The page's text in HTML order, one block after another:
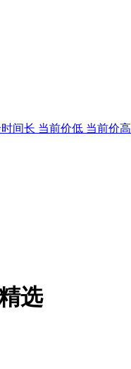
间长 当前价低 当前价高
选